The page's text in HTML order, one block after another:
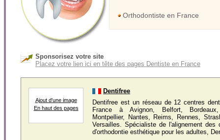
Orthodontiste en France
Sponsorisez votre site
Placez votre lien ici en tête des pages Dentiste en France
Ajout d'une image
En haut des pages
Dentifree
Dentifree est un réseau de 12 centres
France à Avignon, Belfort,
Montpellier, Nantes, Reims, Rennes,
Versailles. Spécialiste de l'alignement
d'orthodontie esthétique pour les adultes,